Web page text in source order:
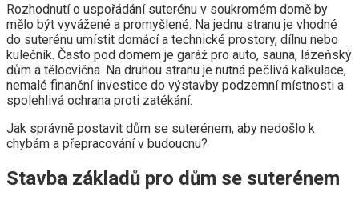
Rozhodnutí o uspořádání suterénu v soukromém domě by
mělo být vyvážené a promyšlené. Na jednu stranu je vhodné
do suterénu umístit domácí a technické prostory, dílnu nebo
kulečník. Často pod domem je garáž pro auto, sauna, lázeňský
dům a tělocvična. Na druhou stranu je nutná pečlivá kalkulace,
nemalé finanční investice do výstavby podzemní místnosti a
spolehlivá ochrana proti zatékání.
Jak správně postavit dům se suterénem, ​​aby nedošlo k
chybám a přepracování v budoucnu?
Stavba základů pro dům se suterénem